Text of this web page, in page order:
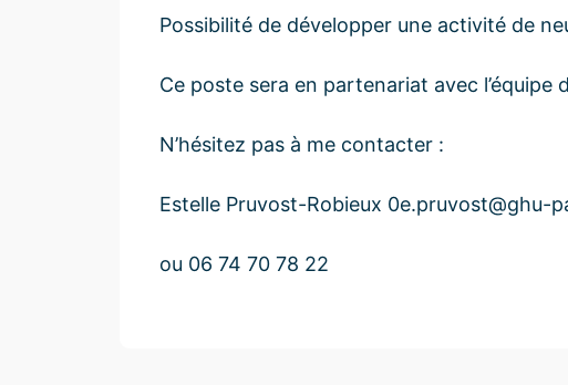
Possibilité de développer une activité de
Ce poste sera en partenariat avec l’équipe
N’hésitez pas à me contacter :
Estelle Pruvost-Robieux 0e.pruvost@ghu-
ou 06 74 70 78 22